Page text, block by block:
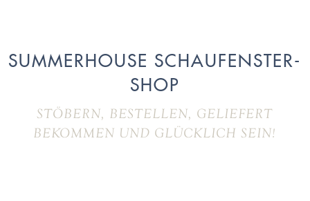
SUMMERHOUSE SCHAUFENSTER-
SHOP
STÖBERN, BESTELLEN, GELIEFERT
BEKOMMEN UND GLÜCKLICH SEIN!